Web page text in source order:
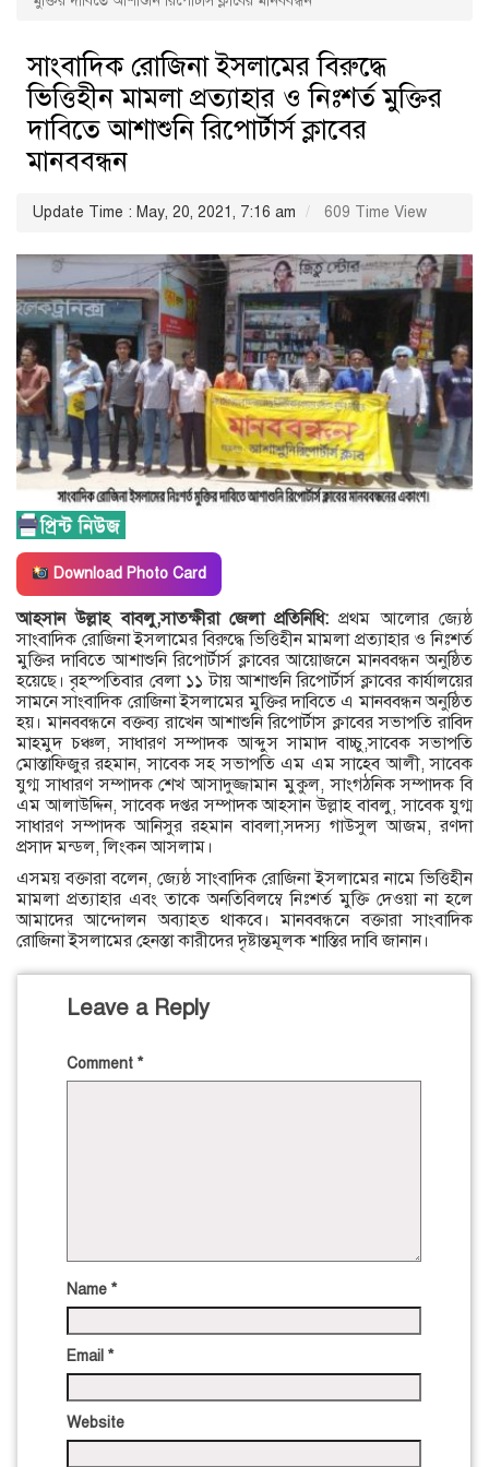
সাংবাদিক রোজিনা ইসলামের বিরুদ্ধে
ভিত্তিহীন মামলা প্রত্যাহার ও নিঃশর্ত মুক্তির
দাবিতে আশাশুনি রিপোর্টার্স ক্লাবের
মানববন্ধন
Update Time : May, 20, 2021, 7:16 am 609 Time View
Download Photo Card
আহসান উল্লাহ বাবলু,সাতক্ষীরা জেলা প্রতিনিধি:প্রথম আলোর জ্যেষ্ঠ
সাংবাদিক রোজিনা ইসলামের বিরুদ্ধে ভিত্তিহীন মামলা প্রত্যাহার ও নিঃশর্ত
মুক্তির দাবিতে আশাশুনি রিপোর্টার্স ক্লাবের আয়োজনে মানববন্ধন অনুষ্ঠিত
হয়েছে। বৃহস্পতিবার বেলা ১১ টায় আশাশুনি রিপোর্টার্স ক্লাবের কার্যালয়ের
সামনে সাংবাদিক রোজিনা ইসলামের মুক্তির দাবিতে এ মানববন্ধন অনুষ্ঠিত
হয়। মানববন্ধনে বক্তব্য রাখেন আশাশুনি রিপোর্টাস ক্লাবের সভাপতি রাবিদ
মাহমুদ চঞ্চল, সাধারণ সম্পাদক আব্দুস সামাদ বাচ্চু,সাবেক সভাপতি
মোস্তাফিজুর রহমান, সাবেক সহ সভাপতি এম এম সাহেব আলী, সাবেক
যুগ্ম সাধারণ সম্পাদক শেখ আসাদুজ্জামান মুকুল, সাংগঠনিক সম্পাদক বি
এম আলাউদ্দিন, সাবেক দপ্তর সম্পাদক আহসান উল্লাহ বাবলু, সাবেক যুগ্ম
সাধারণ সম্পাদক আনিসুর রহমান বাবলা,সদস্য গাউসুল আজম, রণদা
প্রসাদ মন্ডল, লিংকন আসলাম।
এসময় বক্তারা বলেন, জ্যেষ্ঠ সাংবাদিক রোজিনা ইসলামের নামে ভিত্তিহীন
মামলা প্রত্যাহার এবং তাকে অনতিবিলম্বে নিঃশর্ত মুক্তি দেওয়া না হলে
আমাদের আন্দোলন অব্যাহত থাকবে। মানববন্ধনে বক্তারা সাংবাদিক
রোজিনা ইসলামের হেনস্তা কারীদের দৃষ্টান্তমূলক শাস্তির দাবি জানান।
Leave a Reply
Comment *
Name *
Email *
Website